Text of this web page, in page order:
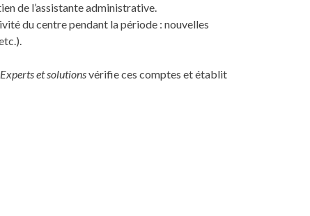
de l’assistante administrative.
du centre pendant la période : nouvelles
Experts et solutionsvérifie ces comptes et établit